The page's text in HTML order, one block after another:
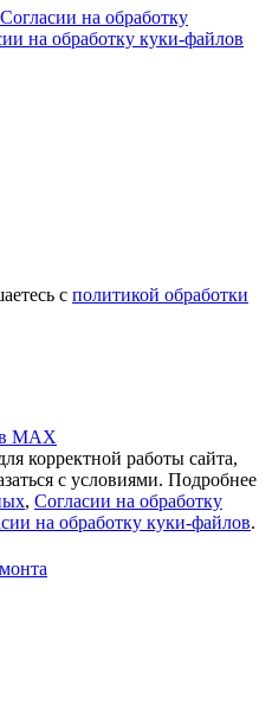
Согласии на обработку
на обработку куки-файлов
с политикой обработки
MAX
корректной работы сайта,
с условиями. Подробнее
, Согласии на обработку
на обработку куки-файлов.